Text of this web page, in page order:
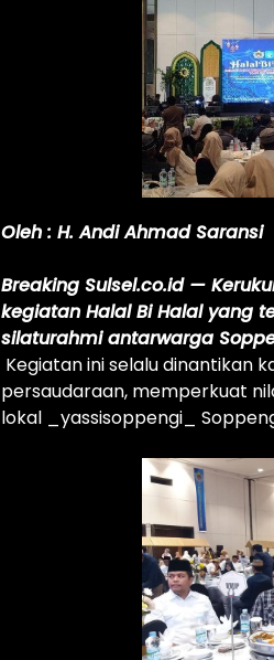
Oleh : H. Andi Ahmad Saransi
Breaking Sulsel.co.id —
kegiatan Halal Bi Halal yang
silaturahmi antarwarga
Kegiatan ini selalu dinantikan
persaudaraan, memperkuat
lokal _yassisoppengi_